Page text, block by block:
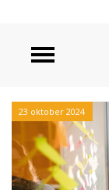
23 oktober 2024